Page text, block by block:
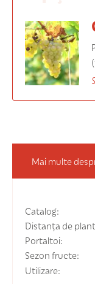
Mai multe
Catalog:
Distanța de
Portaltoi:
Sezon fructe:
Utilizare: